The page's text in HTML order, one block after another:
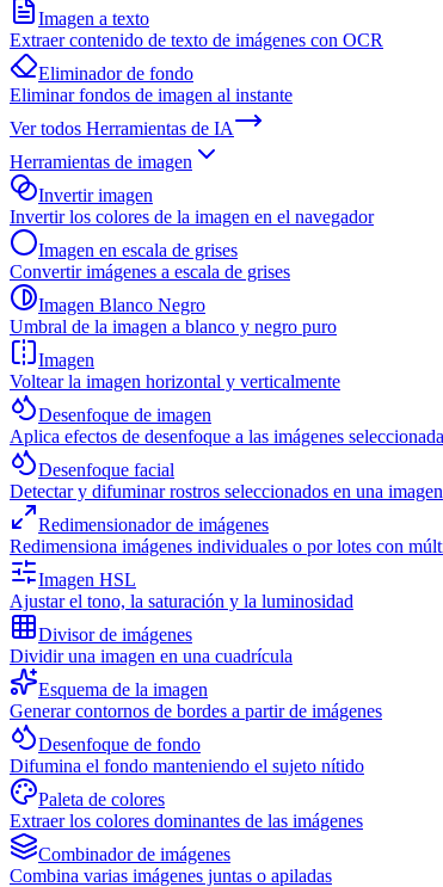
Imagen a texto
Extraer contenido de texto de imágenes con OCR
Eliminador de fondo
Eliminar fondos de imagen al instante
Ver todos Herramientas de IA
Herramientas de imagen
Invertir imagen
Invertir los colores de la imagen en el navegador
Imagen en escala de grises
Convertir imágenes a escala de grises
Imagen Blanco Negro
Umbral de la imagen a blanco y negro puro
Imagen
Voltear la imagen horizontal y verticalmente
Desenfoque de imagen
Aplica efectos de desenfoque a las imágenes
Desenfoque facial
Detectar y difuminar rostros seleccionados en una imagen
Redimensionador de imágenes
Redimensiona imágenes individuales o por lotes con
Imagen HSL
Ajustar el tono, la saturación y la luminosidad
Divisor de imágenes
Dividir una imagen en una cuadrícula
Esquema de la imagen
Generar contornos de bordes a partir de imágenes
Desenfoque de fondo
Difumina el fondo manteniendo el sujeto nítido
Paleta de colores
Extraer los colores dominantes de las imágenes
Combinador de imágenes
Combina varias imágenes juntas o apiladas